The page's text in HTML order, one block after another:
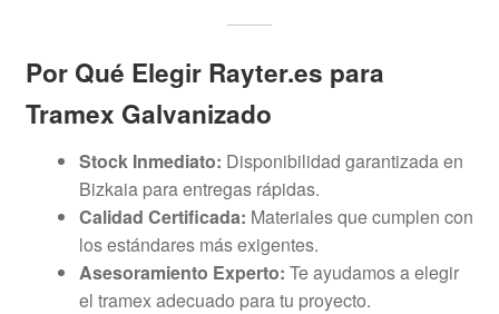
Por Qué Elegir Rayter.es para
Tramex Galvanizado
Stock Inmediato: Disponibilidad garantizada en
Bizkaia para entregas rápidas.
Calidad Certificada: Materiales que cumplen con
los estándares más exigentes.
Asesoramiento Experto: Te ayudamos a elegir
el tramex adecuado para tu proyecto.